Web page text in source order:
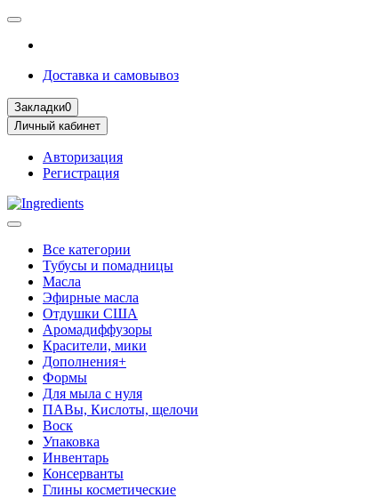
Доставка и самовывоз
Закладки0
Личный кабинет
Авторизация
Регистрация
Все категории
Тубусы и помадницы
Масла
Эфирные масла
Отдушки США
Аромадиффузоры
Красители, мики
Дополнения+
Формы
Для мыла с нуля
ПАВы, Кислоты, щелочи
Воск
Упаковка
Инвентарь
Консерванты
Глины косметические